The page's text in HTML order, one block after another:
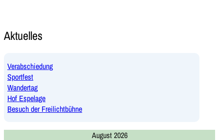
Aktuelles
Verabschiedung
Sportfest
Wandertag
Hof Espelage
Besuch der Freilichtbühne
August 2026